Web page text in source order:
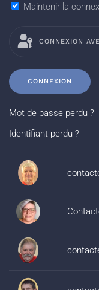
Maintenir la
CONNEXION
CONNEXION
Mot de passe perdu ?
Identifiant perdu ?